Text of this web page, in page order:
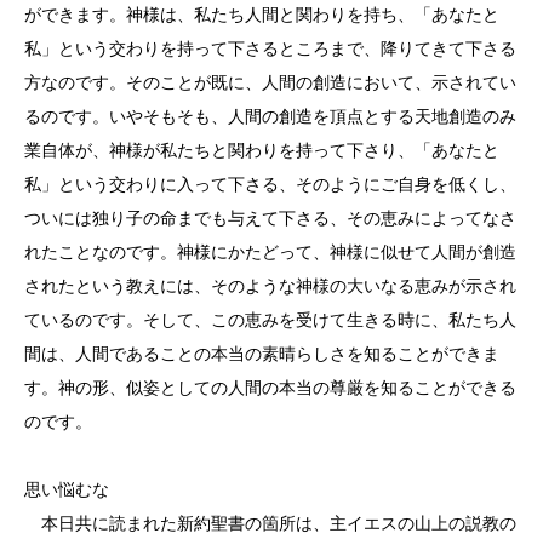
ができます。神様は、私たち人間と関わりを持ち、「あなたと
私」という交わりを持って下さるところまで、降りてきて下さる
方なのです。そのことが既に、人間の創造において、示されてい
るのです。いやそもそも、人間の創造を頂点とする天地創造のみ
業自体が、神様が私たちと関わりを持って下さり、「あなたと
私」という交わりに入って下さる、そのようにご自身を低くし、
ついには独り子の命までも与えて下さる、その恵みによってなさ
れたことなのです。神様にかたどって、神様に似せて人間が創造
されたという教えには、そのような神様の大いなる恵みが示され
ているのです。そして、この恵みを受けて生きる時に、私たち人
間は、人間であることの本当の素晴らしさを知ることができま
す。神の形、似姿としての人間の本当の尊厳を知ることができる
のです。
思い悩むな
本日共に読まれた新約聖書の箇所は、主イエスの山上の説教の